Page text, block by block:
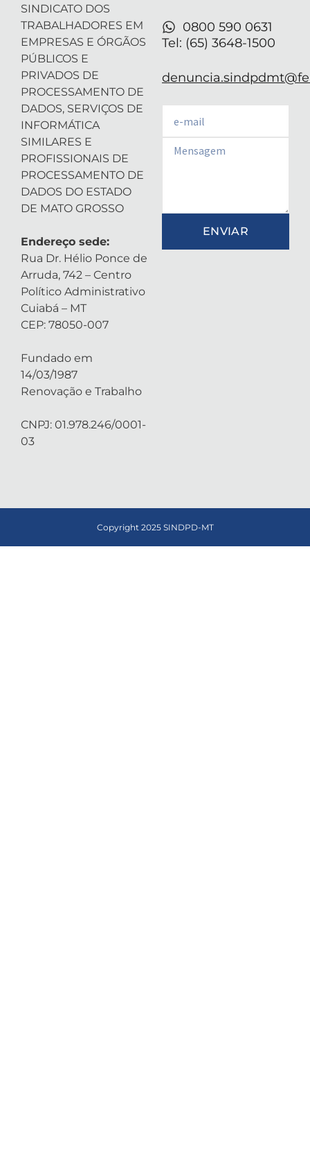
SINDICATO DOS
TRABALHADORES EM
EMPRESAS E ÓRGÃOS
PÚBLICOS E
PRIVADOS DE
PROCESSAMENTO DE
DADOS, SERVIÇOS DE
INFORMÁTICA
SIMILARES E
PROFISSIONAIS DE
PROCESSAMENTO DE
DADOS DO ESTADO
DE MATO GROSSO
Endereço sede:
Rua Dr. Hélio Ponce de
Arruda, 742 – Centro
Político Administrativo
Cuiabá – MT
CEP: 78050-007
Fundado em
14/03/1987
Renovação e Trabalho
CNPJ: 01.978.246/0001-
03
0800 590 0631
Tel: (65) 3648-1500
Email
ENVIAR
Copyright 2025 SINDPD-MT